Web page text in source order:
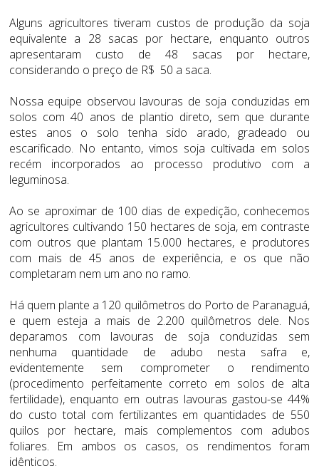
Alguns agricultores tiveram custos de produção da soja
equivalente a 28 sacas por hectare, enquanto outros
apresentaram custo de 48 sacas por hectare,
considerando o preço de R$ 50 a saca.
Nossa equipe observou lavouras de soja conduzidas em
solos com 40 anos de plantio direto, sem que durante
estes anos o solo tenha sido arado, gradeado ou
escarificado. No entanto, vimos soja cultivada em solos
recém incorporados ao processo produtivo com a
leguminosa.
Ao se aproximar de 100 dias de expedição, conhecemos
agricultores cultivando 150 hectares de soja, em contraste
com outros que plantam 15.000 hectares, e produtores
com mais de 45 anos de experiência, e os que não
completaram nem um ano no ramo.
Há quem plante a 120 quilômetros do Porto de Paranaguá,
e quem esteja a mais de 2.200 quilômetros dele. Nos
deparamos com lavouras de soja conduzidas sem
nenhuma quantidade de adubo nesta safra e,
evidentemente sem comprometer o rendimento
(procedimento perfeitamente correto em solos de alta
fertilidade), enquanto em outras lavouras gastou-se 44%
do custo total com fertilizantes em quantidades de 550
quilos por hectare, mais complementos com adubos
foliares. Em ambos os casos, os rendimentos foram
idênticos.